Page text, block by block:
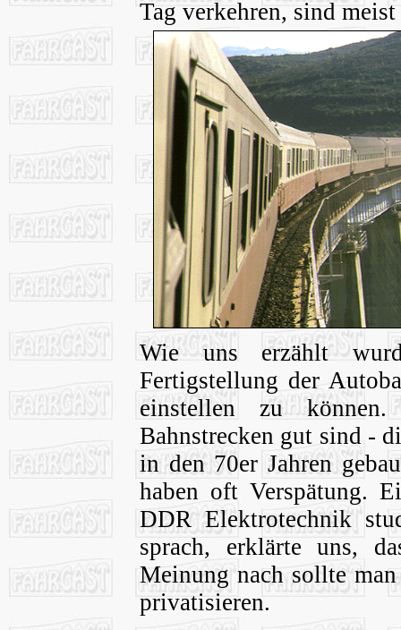
Tag verkehren, sind
Wie uns erzählt
Fertigstellung der
einstellen zu
Bahnstrecken gut sind -
in den 70er Jahren
haben oft Verspätung.
DDR Elektrotechnik
sprach, erklärte uns,
Meinung nach sollte
privatisieren.